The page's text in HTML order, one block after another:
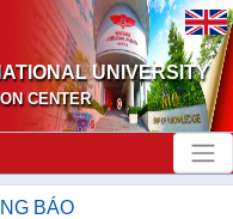
UNIVERSITY
CENTER
BÁO